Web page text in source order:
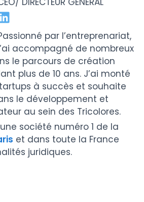
par l’entreprenariat,
accompagné de nombreux
le parcours de création
plus de 10 ans. J’ai monté
à succès et souhaite
le développement et
au sein des Tricolores.
société numéro 1 de la
et dans toute la France
juridiques.